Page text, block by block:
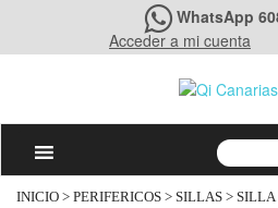
WhatsApp
Acceder a mi cuenta
INICIO > PERIFERICOS > SILLAS > SILLA